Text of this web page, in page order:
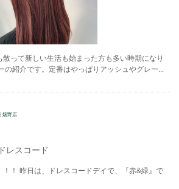
って新しい生活も始まった方も多い時期になり
の紹介です。定番はやっぱりアッシュやグレー...
嬉野店
！ 昨日は、ドレスコードデイで、『赤&緑』で